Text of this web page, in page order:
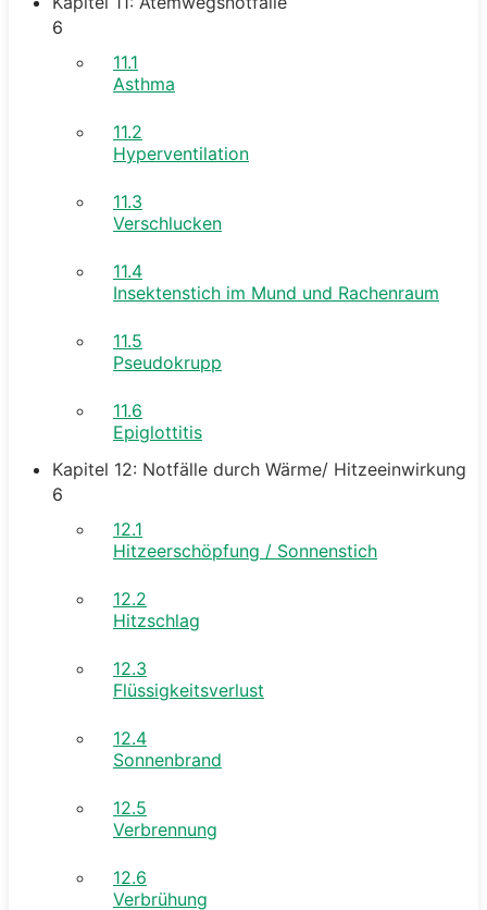
6
11.1
Asthma
11.2
Hyperventilation
11.3
Verschlucken
11.4
Insektenstich im Mund und Rachenraum
11.5
Pseudokrupp
11.6
Epiglottitis
Kapitel 12: Notfälle durch Wärme/ Hitzeeinwirkung
6
12.1
Hitzeerschöpfung / Sonnenstich
12.2
Hitzschlag
12.3
Flüssigkeitsverlust
12.4
Sonnenbrand
12.5
Verbrennung
12.6
Verbrühung